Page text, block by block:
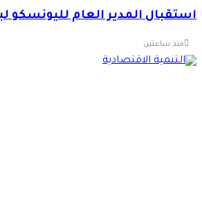
استقبال المدير العام لليونسكو
منذ ساعتين